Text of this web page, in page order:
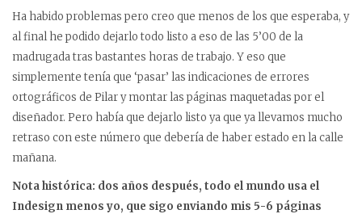
Ha habido problemas pero creo que menos de los que esperaba, y
al final he podido dejarlo todo listo a eso de las 5’00 de la
madrugada tras bastantes horas de trabajo. Y eso que
simplemente tenía que ‘pasar’ las indicaciones de errores
ortográficos de Pilar y montar las páginas maquetadas por el
diseñador. Pero había que dejarlo listo ya que ya llevamos mucho
retraso con este número que debería de haber estado en la calle
mañana.
Nota histórica: dos años después, todo el mundo usa el
Indesign menos yo, que sigo enviando mis 5-6 páginas